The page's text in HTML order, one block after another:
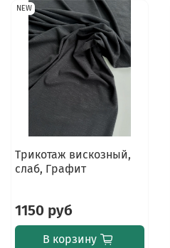
NEW
Трикотаж вискозный,
слаб, Графит
1150 руб
В корзину